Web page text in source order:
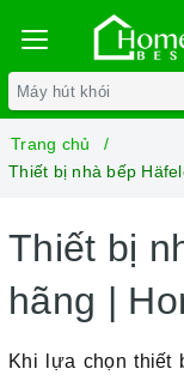
Trang chủ
Thiết bị nhà bếp
Thiết bị
hãng |
Khi lựa chọn thiết